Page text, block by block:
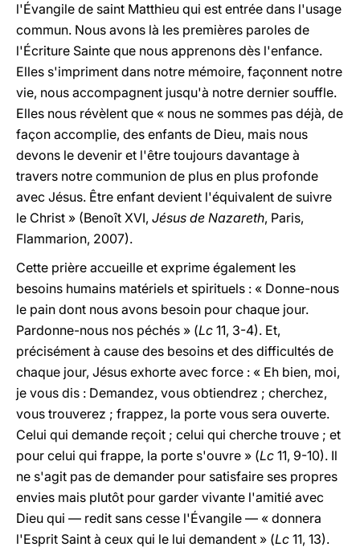
l'Évangile de saint Matthieu qui est entrée dans l'usage
commun. Nous avons là les premières paroles de
l'Écriture Sainte que nous apprenons dès l'enfance.
Elles s'impriment dans notre mémoire, façonnent notre
vie, nous accompagnent jusqu'à notre dernier souffle.
Elles nous révèlent que « nous ne sommes pas déjà, de
façon accomplie, des enfants de Dieu, mais nous
devons le devenir et l'être toujours davantage à
travers notre communion de plus en plus profonde
avec Jésus. Être enfant devient l'équivalent de suivre
le Christ » (Benoît XVI, Jésus de Nazareth, Paris,
Flammarion, 2007).
Cette prière accueille et exprime également les
besoins humains matériels et spirituels : « Donne-nous
le pain dont nous avons besoin pour chaque jour.
Pardonne-nous nos péchés » (Lc 11, 3-4). Et,
précisément à cause des besoins et des difficultés de
chaque jour, Jésus exhorte avec force : « Eh bien, moi,
je vous dis : Demandez, vous obtiendrez ; cherchez,
vous trouverez ; frappez, la porte vous sera ouverte.
Celui qui demande reçoit ; celui qui cherche trouve ; et
pour celui qui frappe, la porte s'ouvre » (Lc 11, 9-10). Il
ne s'agit pas de demander pour satisfaire ses propres
envies mais plutôt pour garder vivante l'amitié avec
Dieu qui — redit sans cesse l'Évangile — « donnera
l'Esprit Saint à ceux qui le lui demandent » (Lc 11, 13).